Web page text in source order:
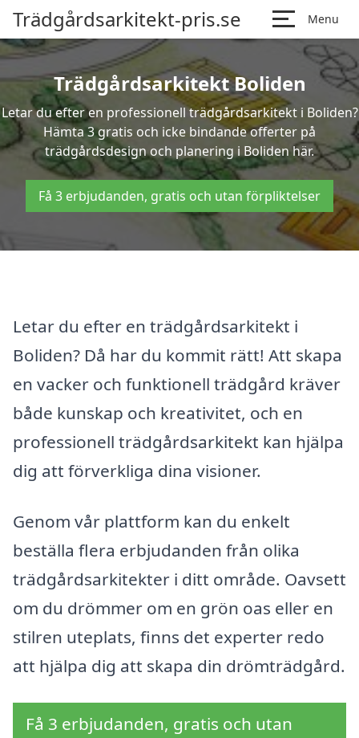
Trädgårdsarkitekt-pris.se Menu
Trädgårdsarkitekt Boliden
Letar du efter en professionell trädgårdsarkitekt i Boliden?
Hämta 3 gratis och icke bindande offerter på
trädgårdsdesign och planering i Boliden här.
Få 3 erbjudanden, gratis och utan förpliktelser
Letar du efter en trädgårdsarkitekt i
Boliden? Då har du kommit rätt! Att skapa
en vacker och funktionell trädgård kräver
både kunskap och kreativitet, och en
professionell trädgårdsarkitekt kan hjälpa
dig att förverkliga dina visioner.
Genom vår plattform kan du enkelt
beställa flera erbjudanden från olika
trädgårdsarkitekter i ditt område. Oavsett
om du drömmer om en grön oas eller en
stilren uteplats, finns det experter redo
att hjälpa dig att skapa din drömträdgård.
Få 3 erbjudanden, gratis och utan